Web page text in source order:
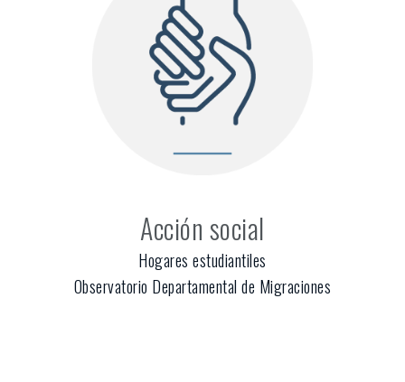
Acción social
Hogares estudiantiles
Observatorio Departamental de Migraciones